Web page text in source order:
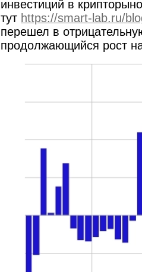
инвестиций в
тут https://smart-lab.ru/
перешел в
продолжающийся рост